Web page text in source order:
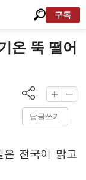
구독
온 뚝 떨어
답글쓰기
은 전국이 맑고